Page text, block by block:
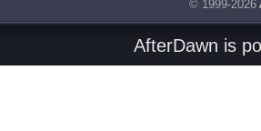
© 1999-2026
AfterDawn is